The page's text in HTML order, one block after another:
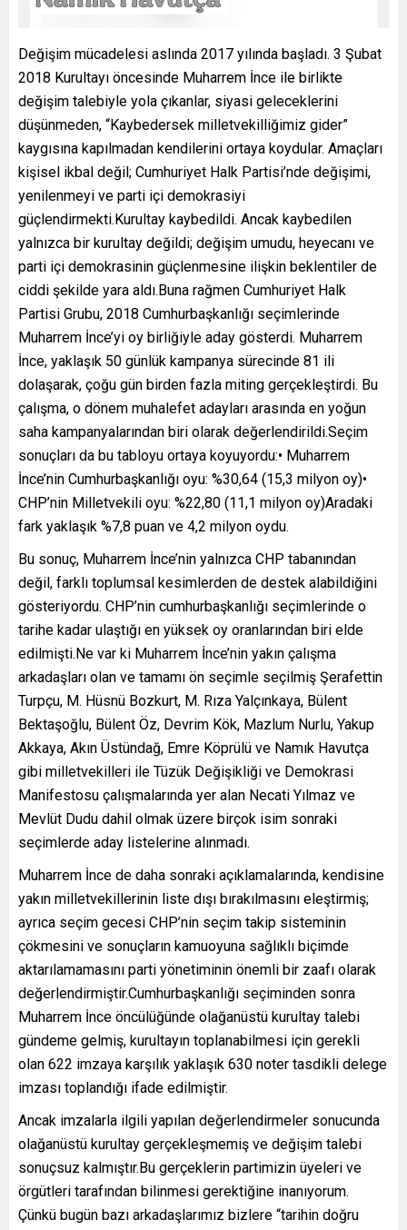
Değişim mücadelesi aslında 2017 yılında başladı. 3 Şubat
2018 Kurultayı öncesinde Muharrem İnce ile birlikte
değişim talebiyle yola çıkanlar, siyasi geleceklerini
düşünmeden, “Kaybedersek milletvekilliğimiz gider”
kaygısına kapılmadan kendilerini ortaya koydular. Amaçları
kişisel ikbal değil; Cumhuriyet Halk Partisi’nde değişimi,
yenilenmeyi ve parti içi demokrasiyi
güçlendirmekti.Kurultay kaybedildi. Ancak kaybedilen
yalnızca bir kurultay değildi; değişim umudu, heyecanı ve
parti içi demokrasinin güçlenmesine ilişkin beklentiler de
ciddi şekilde yara aldı.Buna rağmen Cumhuriyet Halk
Partisi Grubu, 2018 Cumhurbaşkanlığı seçimlerinde
Muharrem İnce’yi oy birliğiyle aday gösterdi. Muharrem
İnce, yaklaşık 50 günlük kampanya sürecinde 81 ili
dolaşarak, çoğu gün birden fazla miting gerçekleştirdi. Bu
çalışma, o dönem muhalefet adayları arasında en yoğun
saha kampanyalarından biri olarak değerlendirildi.Seçim
sonuçları da bu tabloyu ortaya koyuyordu:• Muharrem
İnce’nin Cumhurbaşkanlığı oyu: %30,64 (15,3 milyon oy)•
CHP’nin Milletvekili oyu: %22,80 (11,1 milyon oy)Aradaki
fark yaklaşık %7,8 puan ve 4,2 milyon oydu.
Bu sonuç, Muharrem İnce’nin yalnızca CHP tabanından
değil, farklı toplumsal kesimlerden de destek alabildiğini
gösteriyordu. CHP’nin cumhurbaşkanlığı seçimlerinde o
tarihe kadar ulaştığı en yüksek oy oranlarından biri elde
edilmişti.Ne var ki Muharrem İnce’nin yakın çalışma
arkadaşları olan ve tamamı ön seçimle seçilmiş Şerafettin
Turpçu, M. Hüsnü Bozkurt, M. Rıza Yalçınkaya, Bülent
Bektaşoğlu, Bülent Öz, Devrim Kök, Mazlum Nurlu, Yakup
Akkaya, Akın Üstündağ, Emre Köprülü ve Namık Havutça
gibi milletvekilleri ile Tüzük Değişikliği ve Demokrasi
Manifestosu çalışmalarında yer alan Necati Yılmaz ve
Mevlüt Dudu dahil olmak üzere birçok isim sonraki
seçimlerde aday listelerine alınmadı.
Muharrem İnce de daha sonraki açıklamalarında, kendisine
yakın milletvekillerinin liste dışı bırakılmasını eleştirmiş;
ayrıca seçim gecesi CHP’nin seçim takip sisteminin
çökmesini ve sonuçların kamuoyuna sağlıklı biçimde
aktarılamamasını parti yönetiminin önemli bir zaafı olarak
değerlendirmiştir.Cumhurbaşkanlığı seçiminden sonra
Muharrem İnce öncülüğünde olağanüstü kurultay talebi
gündeme gelmiş, kurultayın toplanabilmesi için gerekli
olan 622 imzaya karşılık yaklaşık 630 noter tasdikli delege
imzası toplandığı ifade edilmiştir.
Ancak imzalarla ilgili yapılan değerlendirmeler sonucunda
olağanüstü kurultay gerçekleşmemiş ve değişim talebi
sonuçsuz kalmıştır.Bu gerçeklerin partimizin üyeleri ve
örgütleri tarafından bilinmesi gerektiğine inanıyorum.
Çünkü bugün bazı arkadaşlarımız bizlere “tarihin doğru